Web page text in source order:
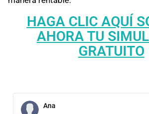
HAGA CLIC AQUÍ
AHORA TU
GRATUITO
Ana